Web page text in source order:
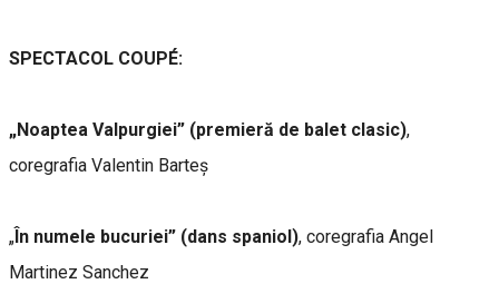
SPECTACOL COUPÉ:
„Noaptea Valpurgiei” (premieră de balet clasic),
coregrafia Valentin Barteș
„În numele bucuriei” (dans spaniol), coregrafia Angel
Martinez Sanchez